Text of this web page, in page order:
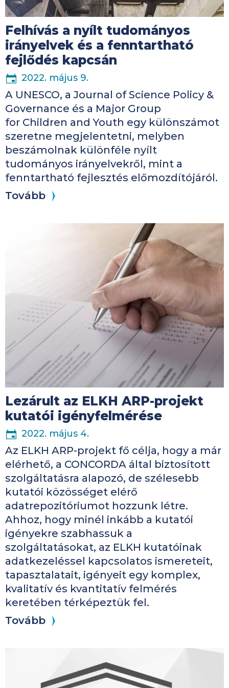
Felhívás a nyílt tudományos
irányelvek és a fenntartható
fejlődés kapcsán
2022. május 9.
A UNESCO, a Journal of Science Policy &
Governance és a Major Group
for Children and Youth egy különszámot
szeretne megjelentetni, melyben
beszámolnak különféle nyílt
tudományos irányelvekről, mint a
fenntartható fejlesztés előmozdítójáról.
Tovább
Lezárult az ELKH ARP-projekt
kutatói igényfelmérése
2022. május 4.
Az ELKH ARP-projekt fő célja, hogy a már
elérhető, a CONCORDA által biztosított
szolgáltatásra alapozó, de szélesebb
kutatói közösséget elérő
adatrepozitóriumot hozzunk létre.
Ahhoz, hogy minél inkább a kutatói
igényekre szabhassuk a
szolgáltatásokat, az ELKH kutatóinak
adatkezeléssel kapcsolatos ismereteit,
tapasztalatait, igényeit egy komplex,
kvalitatív és kvantitatív felmérés
keretében térképeztük fel.
Tovább